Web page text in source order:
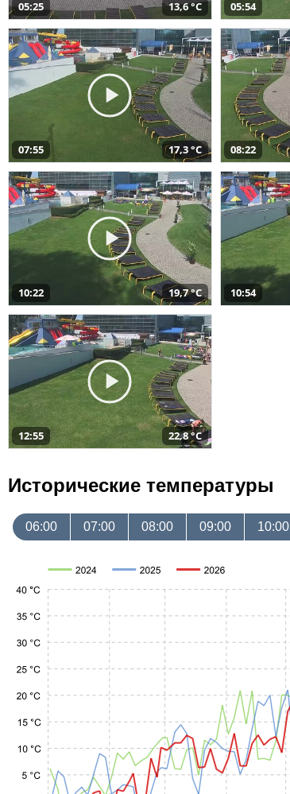
05:25 13,6 °C 05:54
07:55 17,3 °C 08:22
10:22 19,7 °C 10:54
12:55 22,8 °C
Исторические температуры
06:00 07:00 08:00 09:00 10:00